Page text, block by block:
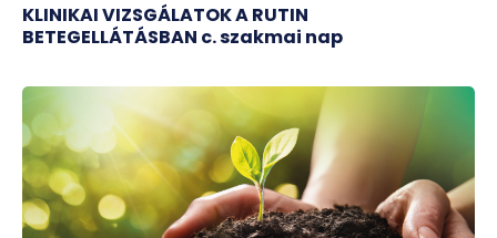
KLINIKAI VIZSGÁLATOK A RUTIN
BETEGELLÁTÁSBAN c. szakmai nap